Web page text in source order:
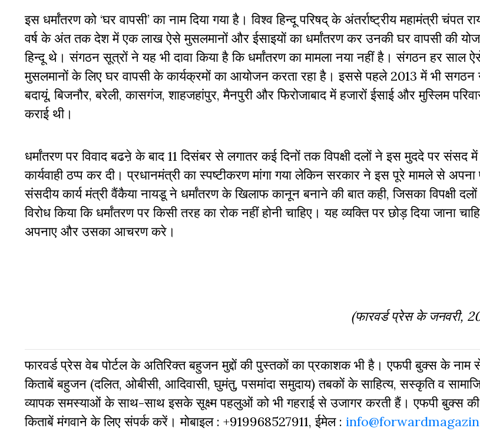
इस धर्मांतरण को ‘घर वापसी’ का नाम दिया गया है। विश्व हिन्दू परिषद् के अंतर्राष्ट्रीय महामंत्री चंपत
वर्ष के अंत तक देश में एक लाख ऐसे मुसलमानों और ईसाइयों का धर्मांतरण कर उनकी घर वापसी की
हिन्दू थे। संगठन सूत्रों ने यह भी दावा किया है कि धर्मांतरण का मामला नया नहीं है। संगठन हर साल
मुसलमानों के लिए घर वापसी के कार्यक्रमों का आयोजन करता रहा है। इससे पहले 2013 में भी
बदायूं, बिजनौर, बरेली, कासगंज, शाहजहांपुर, मैनपुरी और फिरोजाबाद में हजारों ईसाई और मुस्लिम
कराई थी।
धर्मांतरण पर विवाद बढऩे के बाद 11 दिसंबर से लगातर कई दिनों तक विपक्षी दलों ने इस मुददे पर संसद
कार्यवाही ठप्प कर दी। प्रधानमंत्री का स्पष्टीकरण मांगा गया लेकिन सरकार ने इस पूरे मामले से अपना
संसदीय कार्य मंत्री वैंकैया नायडू ने धर्मांतरण के खिलाफ कानून बनाने की बात कही, जिसका विपक्षी
विरोध किया कि धर्मांतरण पर किसी तरह का रोक नहीं होनी चाहिए। यह व्यक्ति पर छोड़ दिया जाना
अपनाए और उसका आचरण करे।
(फारवर्ड प्रेस के जनवरी,
फारवर्ड प्रेस वेब पोर्टल के अतिरिक्‍त बहुजन मुद्दों की पुस्‍तकों का प्रकाशक भी है। एफपी बुक्‍स के नाम से
किताबें बहुजन (दलित, ओबीसी, आदिवासी, घुमंतु, पसमांदा समुदाय) तबकों के साहित्‍य, सस्‍क‍ृति व
व्‍यापक समस्‍याओं के साथ-साथ इसके सूक्ष्म पहलुओं को भी गहराई से उजागर करती हैं। एफपी बुक्‍स
किताबें मंगवाने के लिए संपर्क करें। मोबाइल : +919968527911, ईमेल :